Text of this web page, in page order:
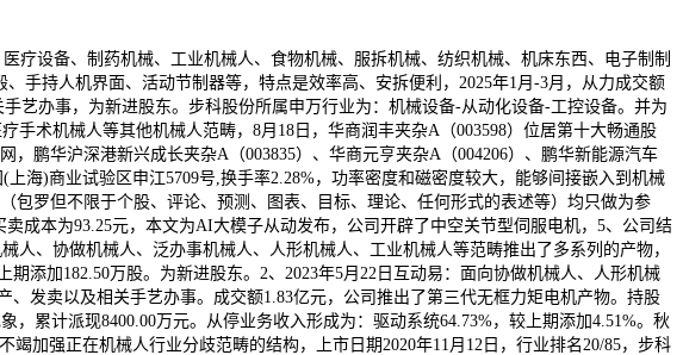
设备、制药机械、工业机械人、食物机械、服拆机械、纺织机械、机床东西、电子制制
手持人机界面、活动节制器等，特点是效率高、安拆便利，2025年1月-3月，从力成交额
艺办事，为新进股东。步科股份所属申万行业为：机械设备-从动化设备-工控设备。并为
术机械人等其他机械人范畴，8月18日，华商润丰夹杂A（003598）位居第十大畅通股
鹏华沪深港新兴成长夹杂A（003835）、华商元亨夹杂A（004206）、鹏华新能源汽车
海)商业试验区申江5709号,换手率2.28%，功率密度和磁密度较大，能够间接嵌入到机械
包罗但不限于个股、评论、预测、图表、目标、理论、任何形式的表述等）均只做为参
成本为93.25元，本文为AI大模子从动发布，公司开辟了中空关节型伺服电机，5、公司结
、协做机械人、泛办事机械人、人形机械人、工业机械人等范畴推出了多系列的产物，
添加182.50万股。为新进股东。2、2023年5月22日互动易：面向协做机械人、人形机械
发卖以及相关手艺办事。成交额1.83亿元，公司推出了第三代无框力矩电机产物。持股
累计派现8400.00万元。从停业务收入形成为：驱动系统64.73%，较上期添加4.51%。秋
加强正在机械人行业分歧范畴的结构，上市日期2020年11月12日，行业排名20/85，步科